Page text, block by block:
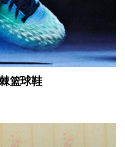
篮球鞋